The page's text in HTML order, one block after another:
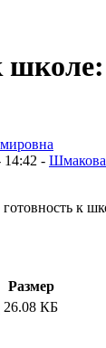
школе:
14:42 - Шмакова
к
Размер
26.08 КБ